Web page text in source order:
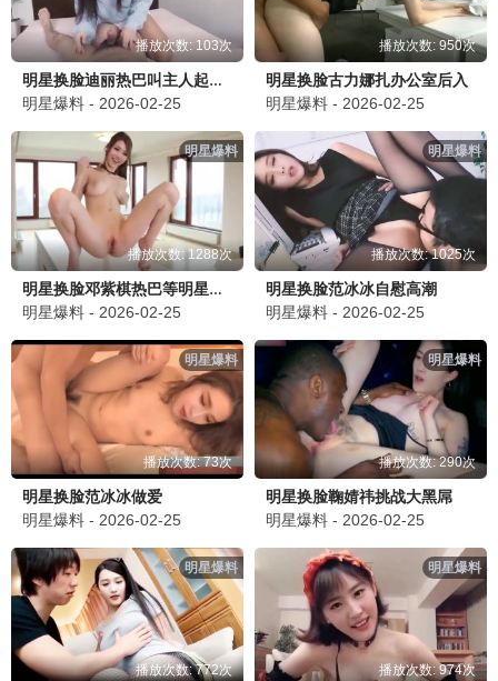
播放次数: 103次
明星换脸迪丽热巴叫主人起床被操
明星爆料 - 2026-02-25
播放次数: 950次
明星换脸古力娜扎办公室后入
明星爆料 - 2026-02-25
明星爆料
播放次数: 1288次
明星换脸邓紫棋热巴等明星自慰合集
明星爆料 - 2026-02-25
明星爆料
播放次数: 1025次
明星换脸范冰冰自慰高潮
明星爆料 - 2026-02-25
明星爆料
播放次数: 73次
明星换脸范冰冰做爱
明星爆料 - 2026-02-25
明星爆料
播放次数: 290次
明星换脸鞠婧祎挑战大黑屌
明星爆料 - 2026-02-25
明星爆料
播放次数: 772次
明星爆料
播放次数: 974次